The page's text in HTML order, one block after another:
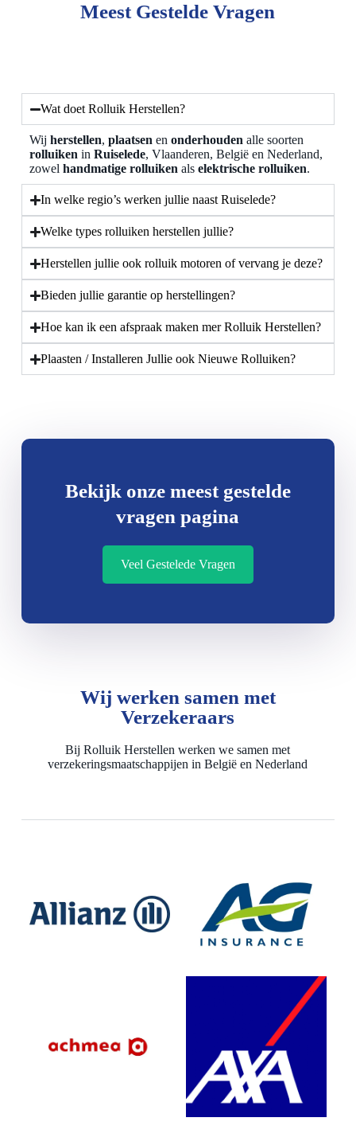
Meest Gestelde Vragen
Wat doet Rolluik Herstellen?
Wij herstellen, plaatsen en onderhouden alle soorten
rolluiken in Ruiselede, Vlaanderen, België en Nederland,
zowel handmatige rolluiken als elektrische rolluiken.
In welke regio’s werken jullie naast Ruiselede?
Welke types rolluiken herstellen jullie?
Herstellen jullie ook rolluik motoren of vervang je deze?
Bieden jullie garantie op herstellingen?
Hoe kan ik een afspraak maken mer Rolluik Herstellen?
Plaasten / Installeren Jullie ook Nieuwe Rolluiken?
Bekijk onze meest gestelde
vragen pagina
Veel Gestelede Vragen
Wij werken samen met
Verzekeraars
Bij Rolluik Herstellen werken we samen met
verzekeringsmaatschappijen in België en Nederland